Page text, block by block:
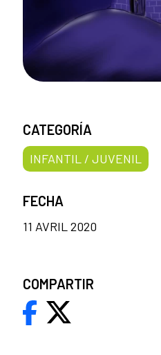
CATEGORÍA
INFANTIL / JUVENIL
FECHA
11 AVRIL 2020
COMPARTIR